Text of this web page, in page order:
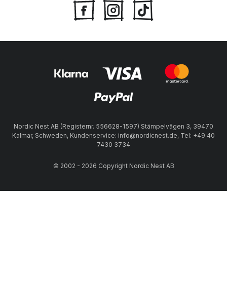
Nordic Nest AB (Registernr. 556628-1597) Stämpelvägen 3, 39470
Kalmar, Schweden, Kundenservice: info@nordicnest.de, Tel: +49 40
7430 3734
© 2002 - 2026 Copyright Nordic Nest AB